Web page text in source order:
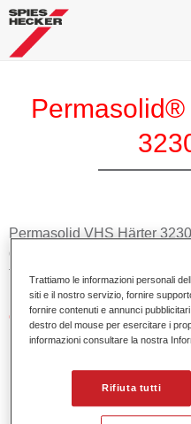
Permasolid VHS Härter
di fondi Permasolid HS
trasparenti HS.
Caratteristiche del
Prodotto alto solido.
Adatto per riparazioni di
anche a temperature
Trattiamo le informazioni personali
siti e il nostro servizio, fornire
fornire contenuti e annunci
destro del mouse per esercitare i
informazioni consultare la nostra
Rifiuta tutti